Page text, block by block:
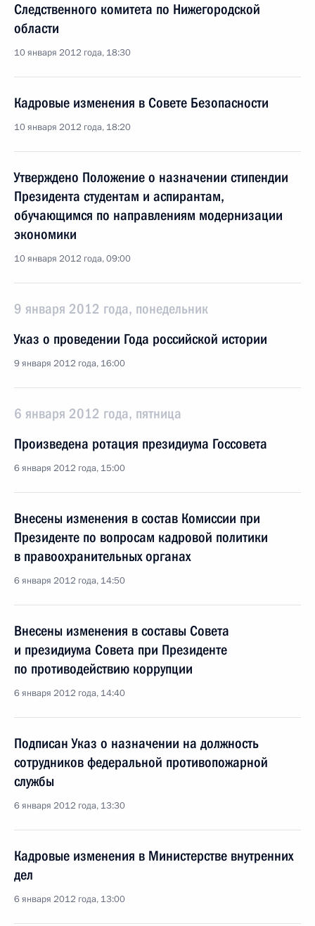
Следственного комитета по Нижегородской
области
10 января 2012 года, 18:30
Кадровые изменения в Совете Безопасности
10 января 2012 года, 18:20
Утверждено Положение о назначении стипендии
Президента студентам и аспирантам,
обучающимся по направлениям модернизации
экономики
10 января 2012 года, 09:00
9 января 2012 года, понедельник
Указ о проведении Года российской истории
9 января 2012 года, 16:00
6 января 2012 года, пятница
Произведена ротация президиума Госсовета
6 января 2012 года, 15:00
Внесены изменения в состав Комиссии при
Президенте по вопросам кадровой политики
в правоохранительных органах
6 января 2012 года, 14:50
Внесены изменения в составы Совета
и президиума Совета при Президенте
по противодействию коррупции
6 января 2012 года, 14:40
Подписан Указ о назначении на должность
сотрудников федеральной противопожарной
службы
6 января 2012 года, 13:30
Кадровые изменения в Министерстве внутренних
дел
6 января 2012 года, 13:00